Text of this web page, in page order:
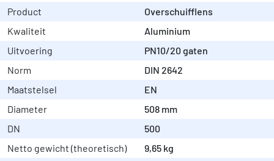
Product
Overschuifflens
Kwaliteit
Aluminium
Uitvoering
PN10/20 gaten
Norm
DIN 2642
Maatstelsel
EN
Diameter
508 mm
DN
500
Netto gewicht (theoretisch)
9,65 kg